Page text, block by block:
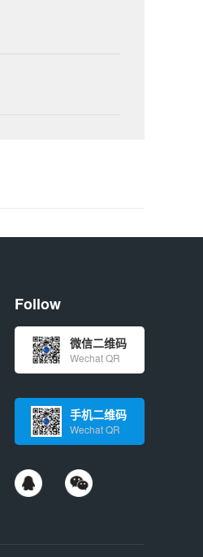
Follow
微信二维码
Wechat QR
手机二维码
Wechat QR